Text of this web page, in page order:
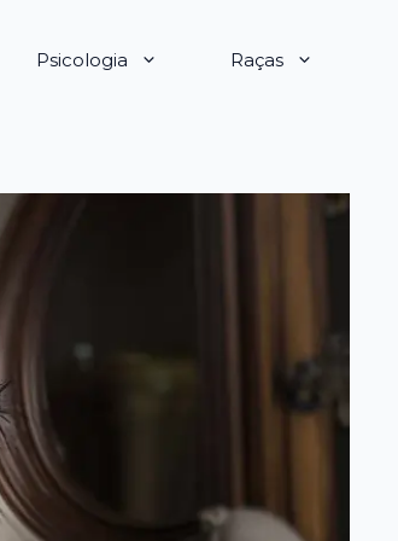
Psicologia Raças